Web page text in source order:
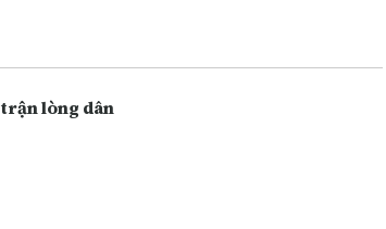
lòng dân